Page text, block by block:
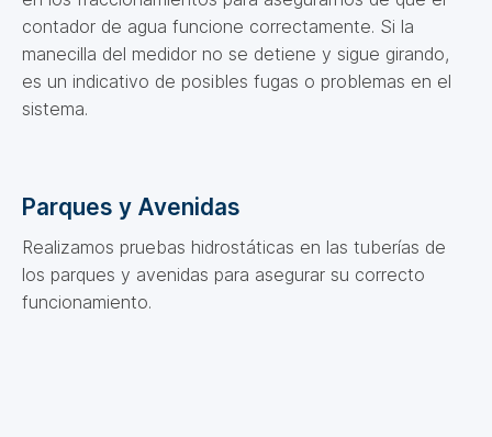
contador de agua funcione correctamente. Si la
manecilla del medidor no se detiene y sigue girando,
es un indicativo de posibles fugas o problemas en el
sistema.
Parques y Avenidas
Realizamos pruebas hidrostáticas en las tuberías de
los parques y avenidas para asegurar su correcto
funcionamiento.